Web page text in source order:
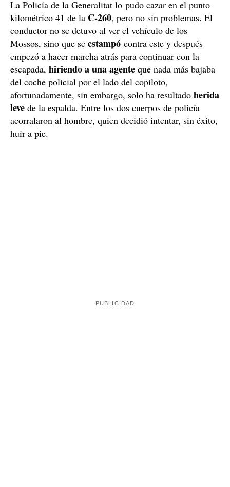
La Policía de la Generalitat lo pudo cazar en el punto
kilométrico 41 de la C-260, pero no sin problemas. El
conductor no se detuvo al ver el vehículo de los
Mossos, sino que se estampó contra este y después
empezó a hacer marcha atrás para continuar con la
escapada, hiriendo a una agente que nada más bajaba
del coche policial por el lado del copiloto,
afortunadamente, sin embargo, solo ha resultado herida
leve de la espalda. Entre los dos cuerpos de policía
acorralaron al hombre, quien decidió intentar, sin éxito,
huir a pie.